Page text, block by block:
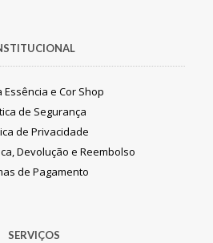
Essência e Cor Shop
de Segurança
de Privacidade
Devolução e Reembolso
de Pagamento
SERVIÇOS